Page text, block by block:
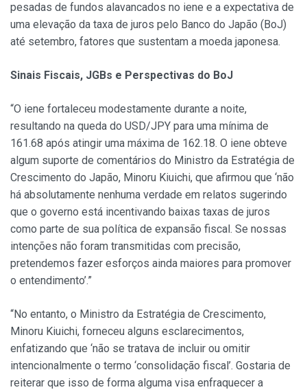
pesadas de fundos alavancados no iene e a expectativa de
uma elevação da taxa de juros pelo Banco do Japão (BoJ)
até setembro, fatores que sustentam a moeda japonesa.
Sinais Fiscais, JGBs e Perspectivas do BoJ
“O iene fortaleceu modestamente durante a noite,
resultando na queda do USD/JPY para uma mínima de
161.68 após atingir uma máxima de 162.18. O iene obteve
algum suporte de comentários do Ministro da Estratégia de
Crescimento do Japão, Minoru Kiuichi, que afirmou que ‘não
há absolutamente nenhuma verdade em relatos sugerindo
que o governo está incentivando baixas taxas de juros
como parte de sua política de expansão fiscal. Se nossas
intenções não foram transmitidas com precisão,
pretendemos fazer esforços ainda maiores para promover
o entendimento’.”
“No entanto, o Ministro da Estratégia de Crescimento,
Minoru Kiuichi, forneceu alguns esclarecimentos,
enfatizando que ‘não se tratava de incluir ou omitir
intencionalmente o termo ‘consolidação fiscal’. Gostaria de
reiterar que isso de forma alguma visa enfraquecer a